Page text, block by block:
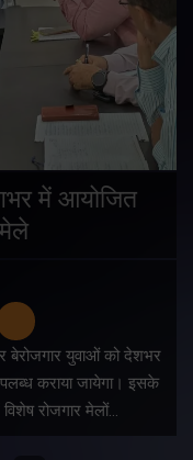
में आयोजित
युवाओं को देशभर
कराया जायेगा। इसके
रोजगार मेलों…